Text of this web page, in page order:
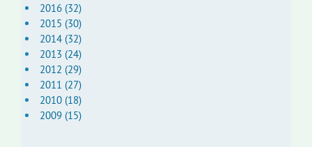
2016 (32)
2015 (30)
2014 (32)
2013 (24)
2012 (29)
2011 (27)
2010 (18)
2009 (15)